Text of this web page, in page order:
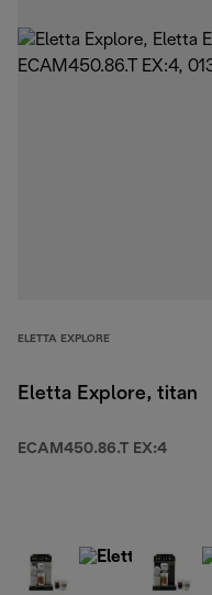
ELETTA EXPLORE
Eletta Explore, titan
ECAM450.86.T EX:4